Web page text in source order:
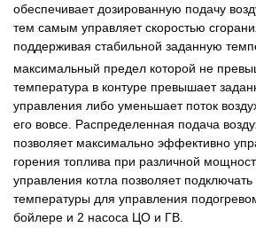
обеспечивает дозированную подачу
тем самым управляет скоростью
поддерживая стабильной заданную
максимальный предел которой не
температура в контуре превышает
управления либо уменьшает поток
его вовсе. Распределенная подача
позволяет максимально эффективно
горения топлива при различной
управления котла позволяет подключать
температуры для управления
бойлере и 2 насоса ЦО и ГВ.